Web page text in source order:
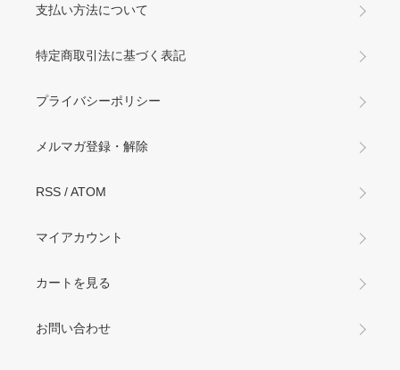
支払い方法について
特定商取引法に基づく表記
プライバシーポリシー
メルマガ登録・解除
RSS /ATOM
マイアカウント
カートを見る
お問い合わせ